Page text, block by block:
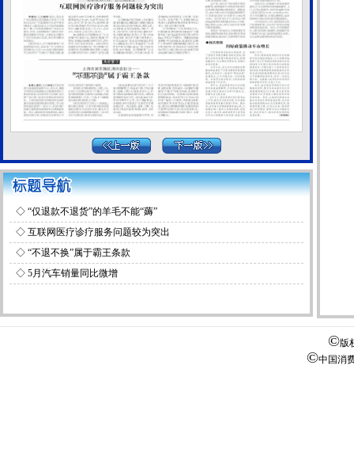
◇ “仅退款不退货”的羊毛不能“薅”
◇ 互联网医疗诊疗服务问题较为突出
◇ “不退不换”属于霸王条款
◇ 5月汽车销量同比微增
©版
©中国消